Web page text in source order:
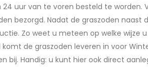
uur van te voren besteld te worden.
bezorgd. Nadat de graszoden
Zo weet u meteen op welke wijze
komt de graszoden leveren in voor
bij. Handig: u kunt hier ook direct